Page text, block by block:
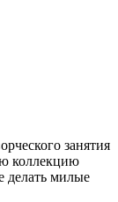
занятия
коллекцию
делать милые